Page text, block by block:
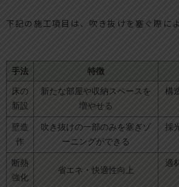
下記の施工項目は、吹き抜けを塞ぐ際に
手法 特徴
床の
新設
新たな部屋や収納スペースを
増やせる
構
壁造
作
吹き抜けの一部のみを塞ぎゾ
ーニングができる
採
断熱
強化
省エネ・快適性向上
適